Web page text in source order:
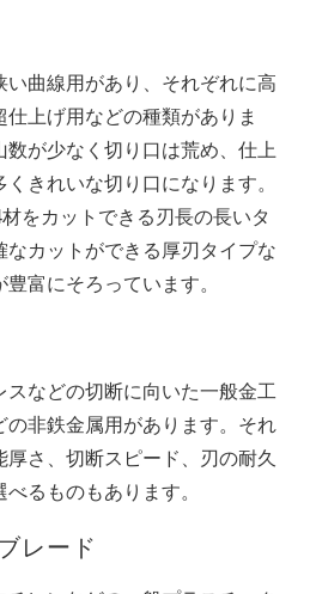
曲線用があり、それぞれに高
上げ用などの種類がありま
が少なく切り口は荒め、仕上
きれいな切り口になります。
をカットできる刃長の長いタ
カットができる厚刃タイプな
富にそろっています。
などの切断に向いた一般金工
非鉄金属用があります。それ
さ、切断スピード、刃の耐久
るものもあります。
レード